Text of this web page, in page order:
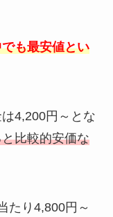
も最安値とい
4,200円～とな
比較的安価な
たり4,800円～